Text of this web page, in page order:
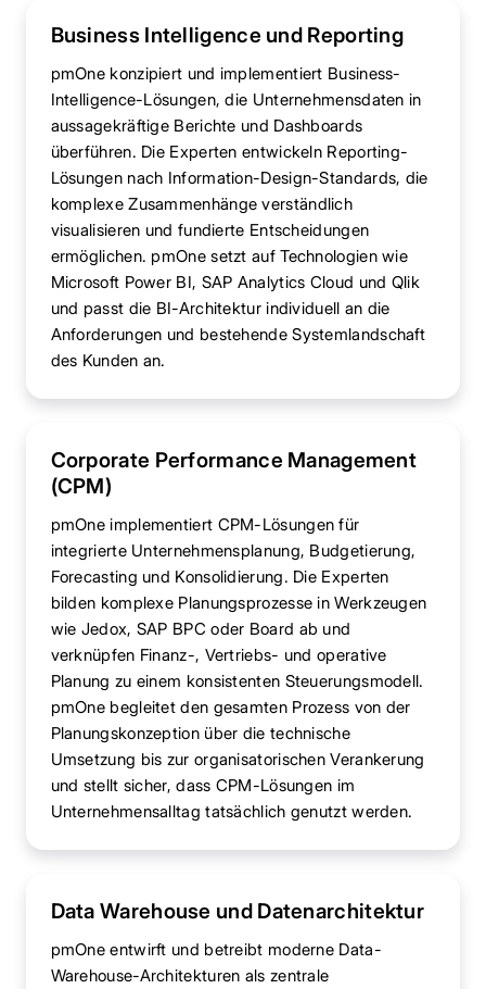
Business Intelligence und Reporting
pmOne konzipiert und implementiert Business-
Intelligence-Lösungen, die Unternehmensdaten in
aussagekräftige Berichte und Dashboards
überführen. Die Experten entwickeln Reporting-
Lösungen nach Information-Design-Standards, die
komplexe Zusammenhänge verständlich
visualisieren und fundierte Entscheidungen
ermöglichen. pmOne setzt auf Technologien wie
Microsoft Power BI, SAP Analytics Cloud und Qlik
und passt die BI-Architektur individuell an die
Anforderungen und bestehende Systemlandschaft
des Kunden an.
Corporate Performance Management
(CPM)
pmOne implementiert CPM-Lösungen für
integrierte Unternehmensplanung, Budgetierung,
Forecasting und Konsolidierung. Die Experten
bilden komplexe Planungsprozesse in Werkzeugen
wie Jedox, SAP BPC oder Board ab und
verknüpfen Finanz-, Vertriebs- und operative
Planung zu einem konsistenten Steuerungsmodell.
pmOne begleitet den gesamten Prozess von der
Planungskonzeption über die technische
Umsetzung bis zur organisatorischen Verankerung
und stellt sicher, dass CPM-Lösungen im
Unternehmensalltag tatsächlich genutzt werden.
Data Warehouse und Datenarchitektur
pmOne entwirft und betreibt moderne Data-
Warehouse-Architekturen als zentrale